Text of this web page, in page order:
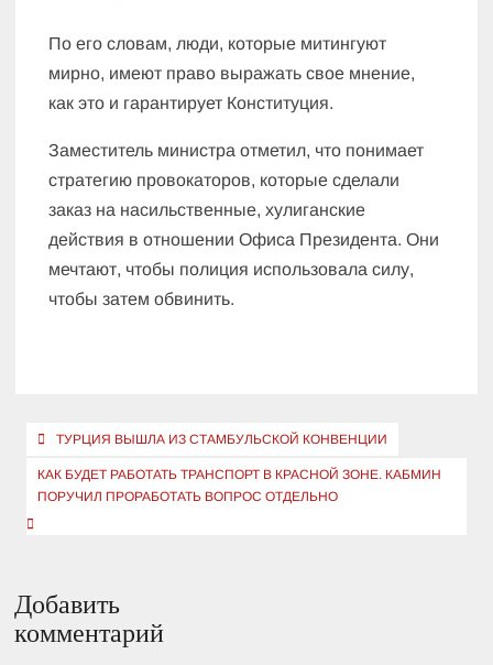
По его словам, люди, которые митингуют
мирно, имеют право выражать свое мнение,
как это и гарантирует Конституция.
Заместитель министра отметил, что понимает
стратегию провокаторов, которые сделали
заказ на насильственные, хулиганские
действия в отношении Офиса Президента. Они
мечтают, чтобы полиция использовала силу,
чтобы затем обвинить.
Навигация
по
записям
ТУРЦИЯ ВЫШЛА ИЗ СТАМБУЛЬСКОЙ КОНВЕНЦИИ
КАК БУДЕТ РАБОТАТЬ ТРАНСПОРТ В КРАСНОЙ ЗОНЕ. КАБМИН
ПОРУЧИЛ ПРОРАБОТАТЬ ВОПРОС ОТДЕЛЬНО
Добавить
комментарий